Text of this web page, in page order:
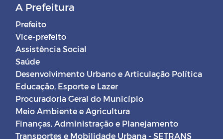
A Prefeitura
Prefeito
Vice-prefeito
Assistência Social
Saúde
Desenvolvimento Urbano e Articulação Política
Educação, Esporte e Lazer
Procuradoria Geral do Município
Meio Ambiente e Agricultura
Finanças, Administração e Planejamento
Transportes e Mobilidade Urbana - SETRANS